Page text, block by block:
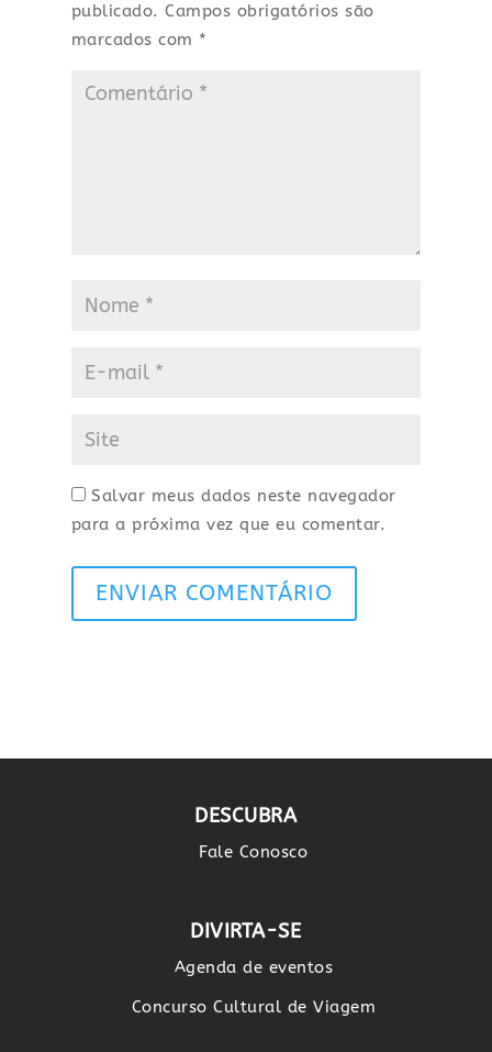
publicado. Campos obrigatórios são
marcados com *
Salvar meus dados neste navegador
para a próxima vez que eu comentar.
ENVIAR COMENTÁRIO
DESCUBRA
Fale Conosco
DIVIRTA-SE
Agenda de eventos
Concurso Cultural de Viagem